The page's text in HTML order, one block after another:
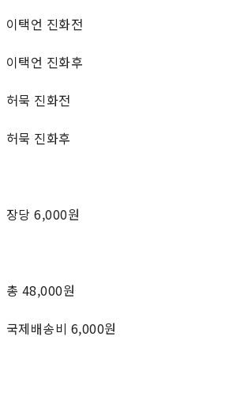
이택언 진화전
이택언 진화후
허묵 진화전
허묵 진화후
장당 6,000원
총 48,000원
국제배송비 6,000원